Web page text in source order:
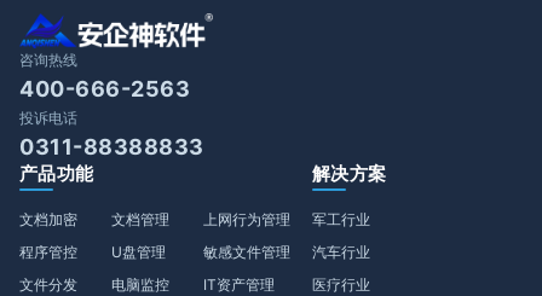
咨询热线
400-666-2563
投诉电话
0311-88388833
产品功能
文档加密
程序管控
文件分发
文档管理
U盘管理
电脑监控
上网行为管理
敏感文件管理
IT资产管理
解决方案
军工行业
汽车行业
医疗行业